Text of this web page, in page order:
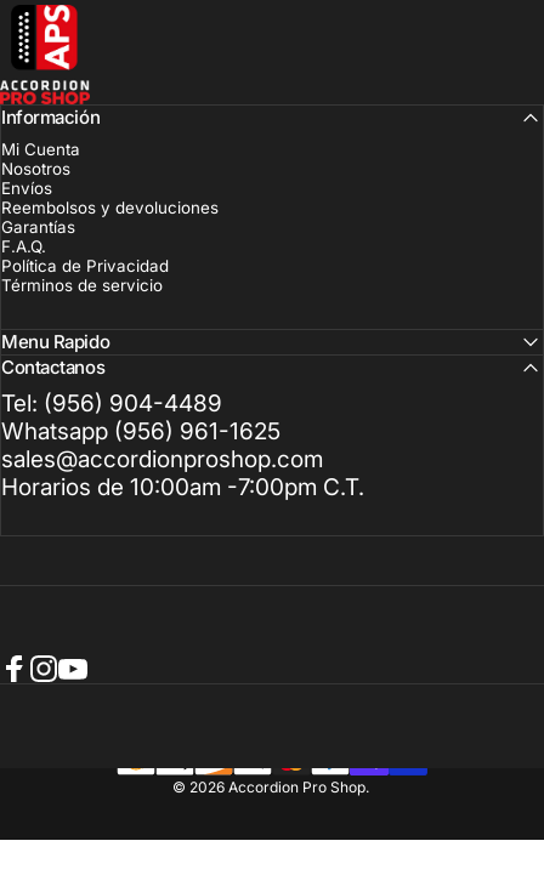
Accordion Pro Shop
Información
Mi Cuenta
Nosotros
Envíos
Reembolsos y devoluciones
Garantías
F.A.Q.
Política de Privacidad
Términos de servicio
Menu Rapido
Contactanos
Tel: (956) 904-4489
Whatsapp (956) 961-1625
sales@accordionproshop.com
Horarios de 10:00am -7:00pm C.T.
© 2026 Accordion Pro Shop.